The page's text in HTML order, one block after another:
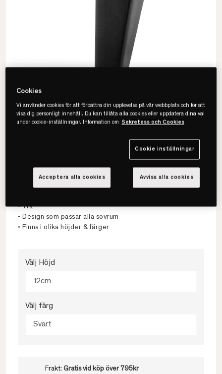
Hilding
Svängt Träben 4-pack
• Trä
• Design som passar alla sovrum
• Finns i olika höjder & färger
Välj Höjd
12cm
Välj färg
Svart
Frakt: Gratis vid köp över 795kr
Cookies
Vi använder cookies för att förbättra din upplevelse på vår webbplats och för att
visa dig personligt innehåll. Du kan tillåta alla cookies eller uppdatera dina val
under cookie-inställningar. Information om Sekretess och Cookies
Cookie inställningar
Avvisa alla cookies
Acceptera alla cookies